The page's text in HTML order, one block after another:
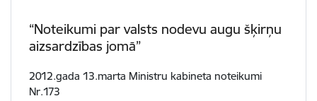
“Noteikumi par valsts nodevu augu šķirņu
aizsardzības jomā”
2012.gada 13.marta Ministru kabineta noteikumi
Nr.173